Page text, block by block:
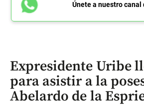
Únete a nuestro canal
Expresidente Uribe
para asistir a la
Abelardo de la